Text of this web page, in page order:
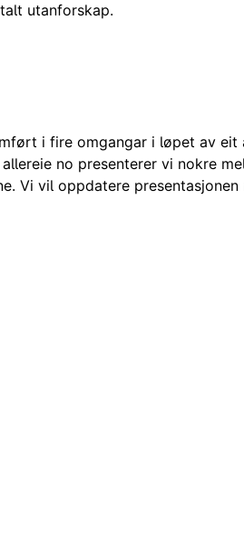
utanforskap.
i fire omgangar i løpet av eit
no presenterer vi nokre
Vi vil oppdatere